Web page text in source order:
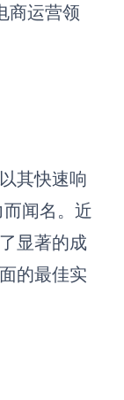
商运营领
其快速响
闻名。近
显著的成
的最佳实